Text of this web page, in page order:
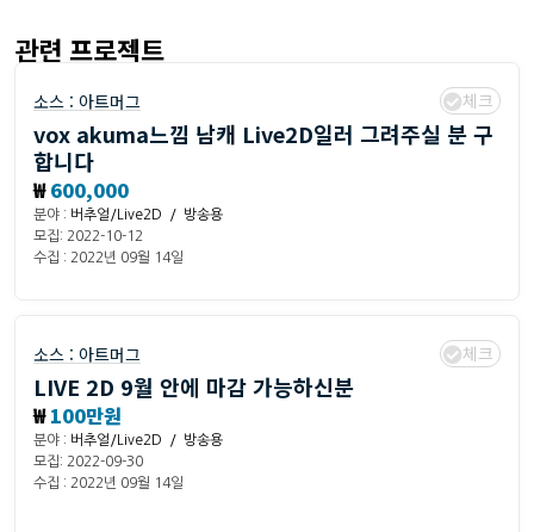
관련 프로젝트
소스 : 아트머그 체크
vox akuma느낌 남캐 Live2D일러 그려주실 분 구
합니다
₩600,000
분야 : 버추얼/Live2D / 방송용
모집: 2022-10-12
수집 : 2022년 09월 14일
소스 : 아트머그 체크
LIVE 2D 9월 안에 마감 가능하신분
₩100만원
분야 : 버추얼/Live2D / 방송용
모집: 2022-09-30
수집 : 2022년 09월 14일